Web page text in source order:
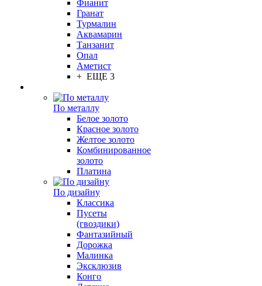
Фианит
Гранат
Турмалин
Аквамарин
Танзанит
Опал
Аметист
+ ЕЩЕ 3
По металлу
Белое золото
Красное золото
Желтое золото
Комбинированное
золото
Платина
По дизайну
Классика
Пусеты
(гвоздики)
Фантазийный
Дорожка
Малинка
Эксклюзив
Конго